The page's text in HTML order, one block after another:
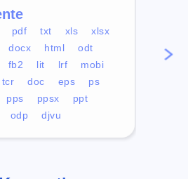
pdf txt xls
xlsx
docx html
odt
fb2 lit lrf
mobi
tcr doc eps
ps
pps ppsx
ppt
odp djvu
mp4